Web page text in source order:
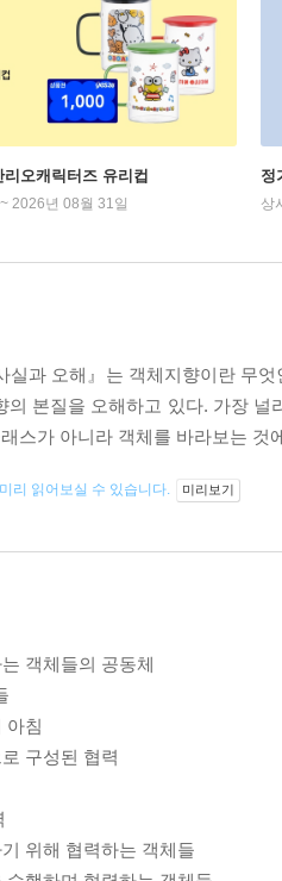
오캐릭터즈 유리컵
2026년 08월 31일
정
상
실과 오해』는 객체지향이란 무
의 본질을 오해하고 있다. 가장
스가 아니라 객체를 바라보는 것
리 읽어보실 수 있습니다. 미리보기
객체들의 공동체
아침
구성된 협력
위해 협력하는 객체들